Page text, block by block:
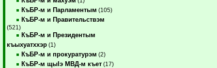
КъБР-м и Парламентым (105)
КъБР-м и Правительствэм
(521)
КъБР-м и Президентым
къыхуатххэр (1)
КъБР-м и прокуратурэм (2)
КъБР-м щыIэ МВД-м къет (17)